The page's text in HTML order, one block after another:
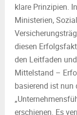
klare Prinzipien.
Ministerien,
diesen
den Leitfaden
Mittelstand –
basierend ist nun
erschienen. Es